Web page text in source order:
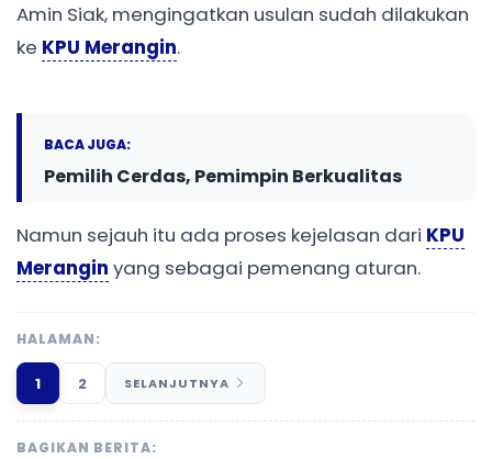
Amin Siak, mengingatkan usulan sudah dilakukan
ke KPU Merangin.
BACA JUGA:
Pemilih Cerdas, Pemimpin Berkualitas
Namun sejauh itu ada proses kejelasan dari KPU
Merangin yang sebagai pemenang aturan.
HALAMAN:
1 2 SELANJUTNYA
BAGIKAN BERITA: